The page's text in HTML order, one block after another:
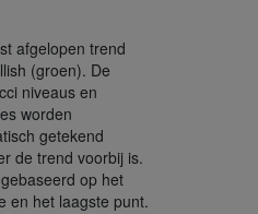
afgelopen trend
(groen). De
niveaus en
worden
getekend
de trend voorbij is.
op het
en het laagste punt.